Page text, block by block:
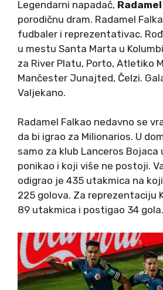
Legendarni napadač,
porodičnu dram. Radamel
fudbaler i reprezentativac.
u mestu Santa Marta u
za River Platu, Porto, Atletiko
Mančester Junajted, Čelzi.
Valjekano.
Radamel Falkao nedavno se
da bi igrao za Milionarios. U
samo za klub Lanceros Bojaca
ponikao i koji više ne postoji.
odigrao je 435 utakmica na
225 golova. Za reprezentaciju
89 utakmica i postigao 34 gola.